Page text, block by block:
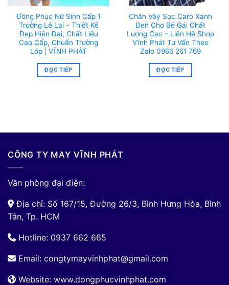
Đồng Phục Nữ Sinh Cấp 1
Trường Lê Lai – Thiết Kế
Đẹp Hiện Đại, Chất Liệu
Cao Cấp, Chuẩn Trường
Lớp | VĨNH PHÁT
ĐỌC TIẾP
Chân Váy Sọc Caro Xanh
Đen Cho Bé Gái Chất
Lượng Cao – Liên Hệ Shop
Vĩnh Phát Tư Vấn Theo
Zalo 0966 261 769
ĐỌC TIẾP
CÔNG TY MAY VĨNH PHÁT
Văn phòng đại điện:
Địa chỉ: Số 167/15, Đường 26/3, Bình Hưng Hòa, Bình
Tân, Tp. HCM
Hotline: 0937 662 665
Email: congtymayvinhphat@gmail.com
Website: www.dongphucvinhphat.com